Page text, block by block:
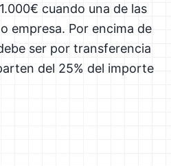
cuando una de las
empresa. Por encima de
ser por transferencia
del 25% del importe